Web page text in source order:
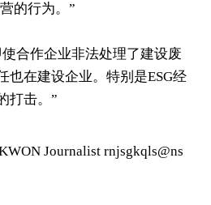
的行为。”
合作企业非法处理了建设废
也在建设企业。特别是ESG经
打击。”
Journalist rnjsgkqls@ns